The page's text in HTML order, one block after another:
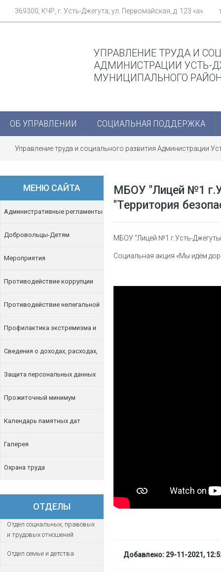
369300, КЧР, г. Усть-Джегута, ул. Первомайская, д. 123 «а»
УПРАВЛЕНИЕ ТРУДА И
АДМИНИСТРАЦИИ УСТЬ-
МУНИЦИПАЛЬНОГО
ОБ УПРАВЛЕНИИ СОЦИАЛЬНАЯ ПОДДЕРЖКА
Управление труда и социального развития Администрации
МЕНЮ САЙТА
Административные регламенты
Добровольцы-Детям
Мероприятия
Противодействие коррупции
Противодействие нелегальной
занятости
Профилактика экстремизма и
терроризма
Сведения о доходах, расходах,
об имуществе и обязательствах
имущественного характера
Защита персональных данных
Прожиточный минимум
Календарь памятных дат
Галерея
Охрана труда
ОТДЕЛЫ
Отдел социальных, правовых
и трудовых отношений
Отдел семьи и детства
МБОУ "Лицей №1
"Территория
МБОУ "Лицей №1 г.Усть-
Социальная акция «Мы идём
Добавлено: 29-11-2021,